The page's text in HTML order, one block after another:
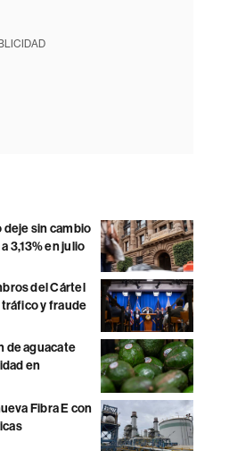
deje sin cambio
3,13% en julio
del Cártel
y fraude
de aguacate
en
Fibra E con